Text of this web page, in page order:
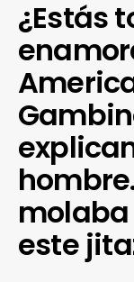
¿Estás
este